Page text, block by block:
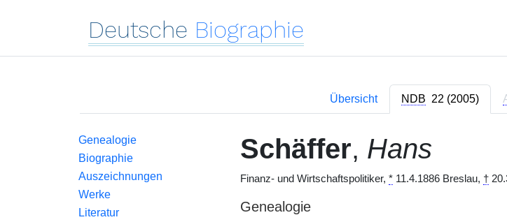
Deutsche Biographie
Übersicht NDB 22 (2005)
Genealogie
Biographie
Auszeichnungen
Werke
Literatur
Schäffer, Hans
Finanz- und Wirtschaftspolitiker, *11.4.1886 Breslau, †
Genealogie